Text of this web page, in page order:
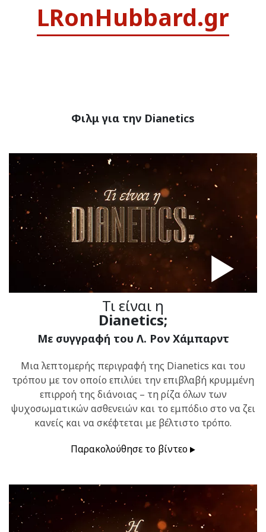
LRonHubbard.gr
Φιλμ για την Dianetics
Τι είναι η
Dianetics;
Με συγγραφή του Λ. Ρον Χάμπαρντ
Μια λεπτομερής περιγραφή της Dianetics και του
τρόπου με τον οποίο επιλύει την επιβλαβή κρυμμένη
επιρροή της διάνοιας – τη ρίζα όλων των
ψυχοσωματικών ασθενειών και το εμπόδιο στο να ζει
κανείς και να σκέφτεται με βέλτιστο τρόπο.
Παρακολούθησε το βίντεο